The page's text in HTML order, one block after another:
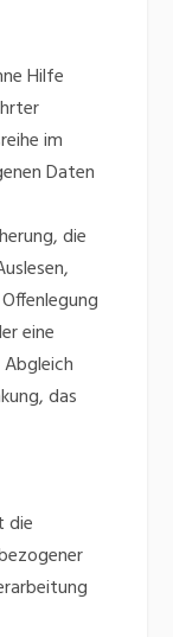
Hilfe
im
Daten
die
eine
das
die